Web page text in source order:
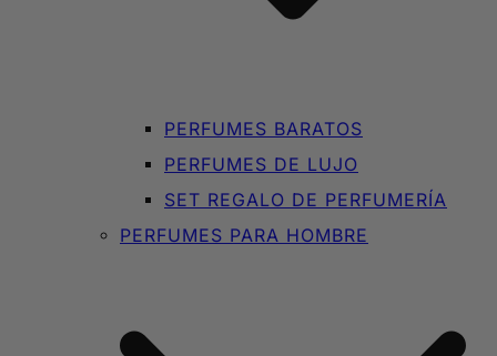
PERFUMES BARATOS
PERFUMES DE LUJO
SET REGALO DE PERFUMERÍA
PERFUMES PARA HOMBRE